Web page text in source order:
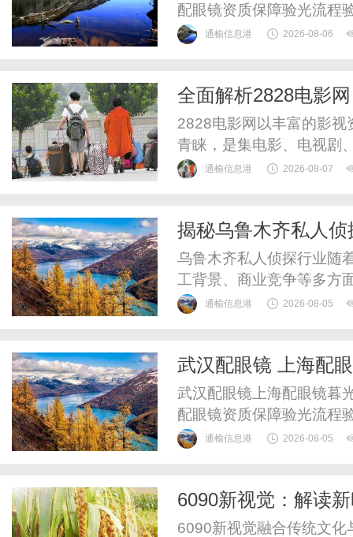
配眼镜资质保障验光流程
惠，兼顾高专业度与高性
通榆信息港 2026-08-06
全面解析2828电影
南
2828电影网以丰富的影
青睐，是集电影、电视剧
通榆信息港 2026-08-07
揭秘乌鲁木齐私人
乌鲁木齐私人侦探行业随
工背景、商业竞争等多方
阔。通榆信息港 2026-08-05
武汉配眼镜 上海配
武汉配眼镜上海配眼镜暮
配眼镜资质保障验光流程
惠，兼顾高专业度与高性
通榆信息港 2026-08-05
6090新视觉：解读
6090新视觉融合传统文